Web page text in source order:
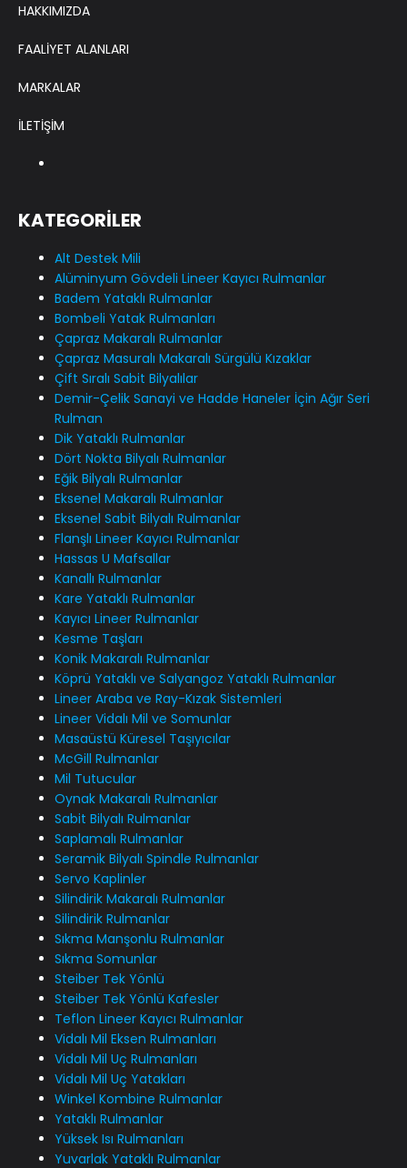
HAKKIMIZDA
FAALİYET ALANLARI
MARKALAR
İLETİŞİM
KATEGORİLER
Alt Destek Mili
Alüminyum Gövdeli Lineer Kayıcı Rulmanlar
Badem Yataklı Rulmanlar
Bombeli Yatak Rulmanları
Çapraz Makaralı Rulmanlar
Çapraz Masuralı Makaralı Sürgülü Kızaklar
Çift Sıralı Sabit Bilyalılar
Demir-Çelik Sanayi ve Hadde Haneler İçin Ağır Seri
Rulman
Dik Yataklı Rulmanlar
Dört Nokta Bilyalı Rulmanlar
Eğik Bilyalı Rulmanlar
Eksenel Makaralı Rulmanlar
Eksenel Sabit Bilyalı Rulmanlar
Flanşlı Lineer Kayıcı Rulmanlar
Hassas U Mafsallar
Kanallı Rulmanlar
Kare Yataklı Rulmanlar
Kayıcı Lineer Rulmanlar
Kesme Taşları
Konik Makaralı Rulmanlar
Köprü Yataklı ve Salyangoz Yataklı Rulmanlar
Lineer Araba ve Ray-Kızak Sistemleri
Lineer Vidalı Mil ve Somunlar
Masaüstü Küresel Taşıyıcılar
McGill Rulmanlar
Mil Tutucular
Oynak Makaralı Rulmanlar
Sabit Bilyalı Rulmanlar
Saplamalı Rulmanlar
Seramik Bilyalı Spindle Rulmanlar
Servo Kaplinler
Silindirik Makaralı Rulmanlar
Silindirik Rulmanlar
Sıkma Manşonlu Rulmanlar
Sıkma Somunlar
Steiber Tek Yönlü
Steiber Tek Yönlü Kafesler
Teflon Lineer Kayıcı Rulmanlar
Vidalı Mil Eksen Rulmanları
Vidalı Mil Uç Rulmanları
Vidalı Mil Uç Yatakları
Winkel Kombine Rulmanlar
Yataklı Rulmanlar
Yüksek Isı Rulmanları
Yuvarlak Yataklı Rulmanlar